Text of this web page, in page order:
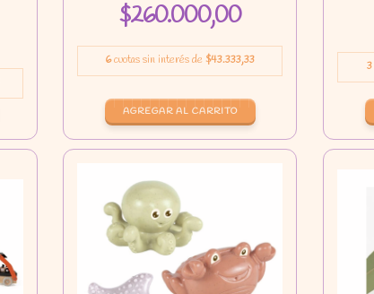
$260.000,00
6cuotas sin interés de $43.333,33 3